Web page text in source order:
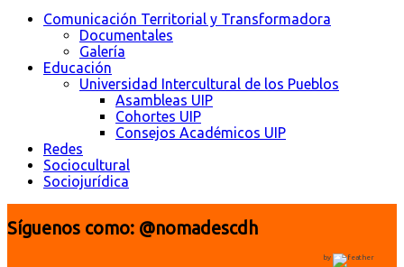
Comunicación Territorial y Transformadora
Documentales
Galería
Educación
Universidad Intercultural de los Pueblos
Asambleas UIP
Cohortes UIP
Consejos Académicos UIP
Redes
Sociocultural
Sociojurídica
Síguenos como: @nomadescdh
by